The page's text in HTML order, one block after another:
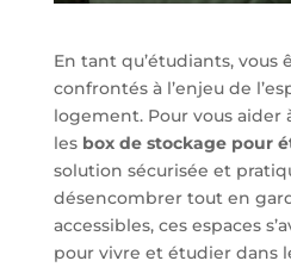
En tant qu’étudiants, vous
confrontés à l’enjeu de
logement. Pour vous aider
les box de stockage pour
solution sécurisée et
désencombrer tout en
accessibles, ces espaces
pour vivre et étudier dans